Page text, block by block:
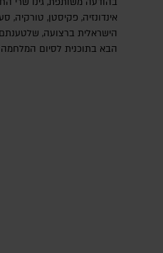
אינדונזיה, פקיסטן, טורקיה,
הישראלית ברצועה,
הבא בתוכנית לסיום המלחמה